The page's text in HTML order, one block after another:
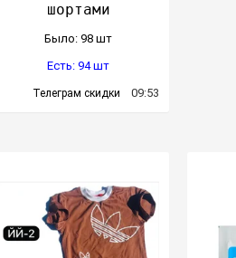
шортами
Было: 98 шт
Есть: 94 шт
Телеграм скидки 09:53